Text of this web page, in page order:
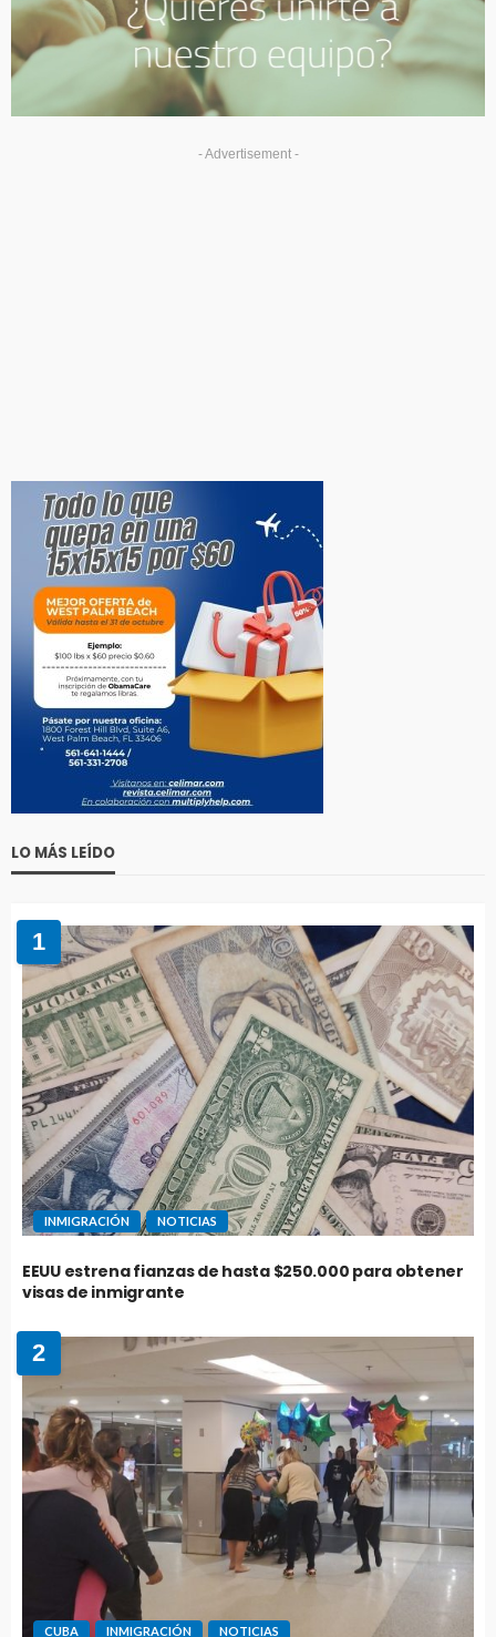
- Advertisement -
LO MÁS LEÍDO
1
INMIGRACIÓN NOTICIAS
EEUU estrena fianzas de hasta $250.000 para obtener
visas de inmigrante
2
CUBA INMIGRACIÓN NOTICIAS